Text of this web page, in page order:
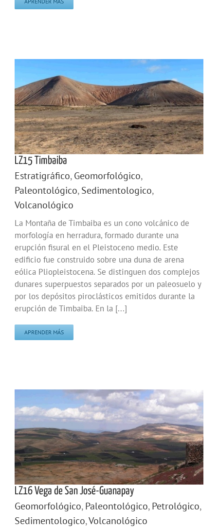
LZ15 Timbaiba
Estratigráfico,Geomorfológico,
Paleontológico,Sedimentologico,
Volcanológico
La Montaña de Timbaiba es un cono volcánico de
morfología en herradura, formado durante una
erupción fisural en el Pleistoceno medio. Este
edificio fue construido sobre una duna de arena
eólica Pliopleistocena. Se distinguen dos complejos
dunares superpuestos separados por un paleosuelo y
por los depósitos piroclásticos emitidos durante la
erupción de Timbaiba. En la [...]
APRENDER MÁS
LZ16 Vega de San José-Guanapay
Geomorfológico,Paleontológico,Petrológico,
Sedimentologico,Volcanológico